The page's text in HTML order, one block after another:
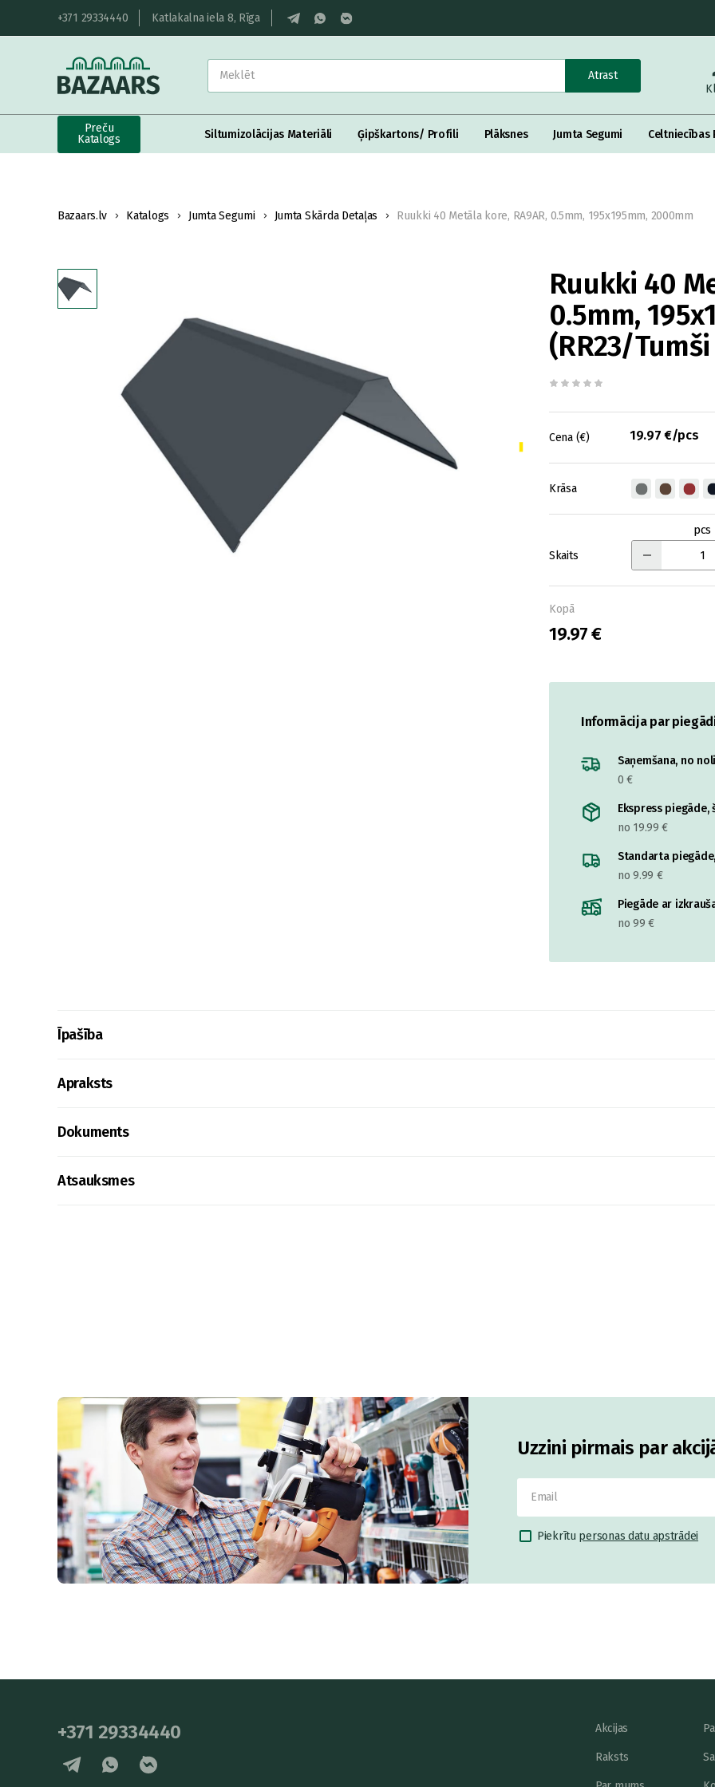
+371 29334440 Katlakalna iela 8, Rīga
Atrast
Preču
Katalogs
Siltumizolācijas Materiāli Ģipškartons/ Profili Plāksnes Jumta Segumi Celtniecības
Bazaars.lv Katalogs Jumta Segumi Jumta Skārda Detaļas Ruukki 40 Metāla kore, RA9AR, 0.5mm, 195x195mm, 2000mm
Ruukki 40
0.5mm,
(RR23/
Cena (€) 19.97 €/pcs
Krāsa
Skaits
pcs
Kopā
19.97 €
Informācija par
Saņemšana, no
0 €
Ekspress
no 19.99 €
Standarta
no 9.99 €
Piegāde ar
no 99 €
Īpašība
Apraksts
Dokuments
Atsauksmes
Uzzini pirmais par
Piekrītu personas datu apstrādei
+371 29334440 Akcijas
Raksts